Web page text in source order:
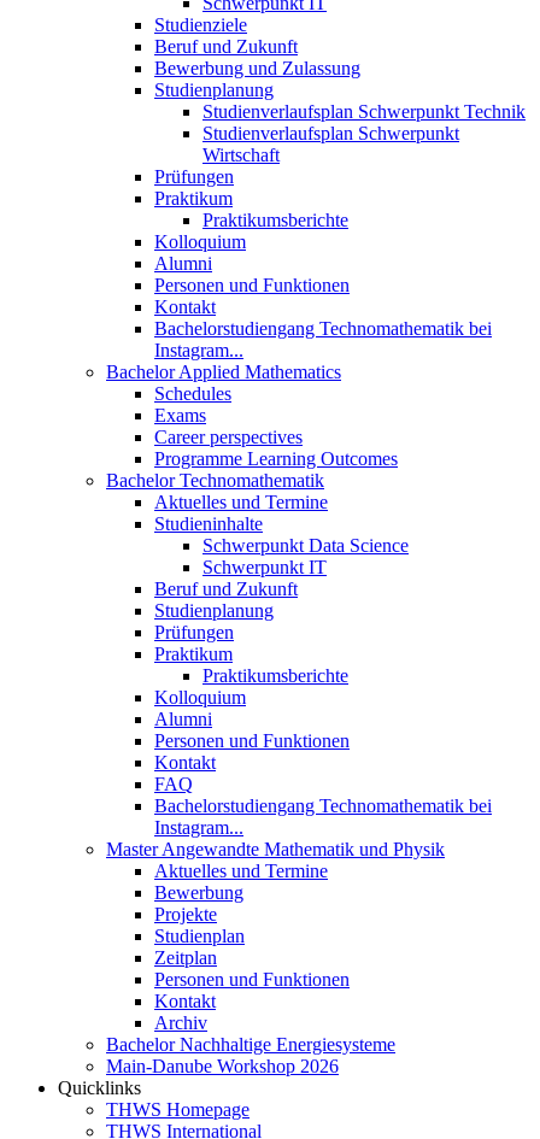
Studienziele
Beruf und Zukunft
Bewerbung und Zulassung
Studienplanung
Studienverlaufsplan Schwerpunkt Technik
Studienverlaufsplan Schwerpunkt
Wirtschaft
Prüfungen
Praktikum
Praktikumsberichte
Kolloquium
Alumni
Personen und Funktionen
Kontakt
Bachelorstudiengang Technomathematik bei
Instagram...
Bachelor Applied Mathematics
Schedules
Exams
Career perspectives
Programme Learning Outcomes
Bachelor Technomathematik
Aktuelles und Termine
Studieninhalte
Schwerpunkt Data Science
Schwerpunkt IT
Beruf und Zukunft
Studienplanung
Prüfungen
Praktikum
Praktikumsberichte
Kolloquium
Alumni
Personen und Funktionen
Kontakt
FAQ
Bachelorstudiengang Technomathematik bei
Instagram...
Master Angewandte Mathematik und Physik
Aktuelles und Termine
Bewerbung
Projekte
Studienplan
Zeitplan
Personen und Funktionen
Kontakt
Archiv
Bachelor Nachhaltige Energiesysteme
Main-Danube Workshop 2026
Quicklinks
THWS Homepage
THWS International